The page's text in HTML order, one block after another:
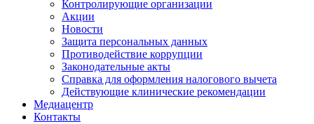
Контролирующие организации
Акции
Новости
Защита персональных данных
Противодействие коррупции
Законодательные акты
Справка для оформления налогового вычета
Действующие клинические рекомендации
Медиацентр
Контакты